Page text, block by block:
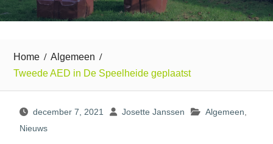
Home
Algemeen
Tweede AED in De Speelheide geplaatst
december 7, 2021 Josette Janssen Algemeen
Nieuws